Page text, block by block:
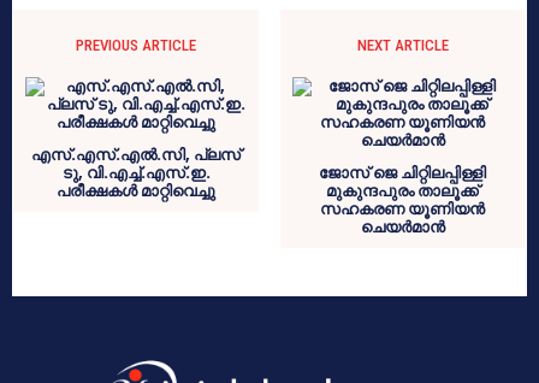
PREVIOUS ARTICLE
എസ്.എസ്.എൽ.സി, പ്ലസ്
ടു, വി.എച്ച്.എസ്.ഇ.
പരീക്ഷകള്‍ മാറ്റിവെച്ചു
NEXT ARTICLE
ജോസ് ജെ ചിറ്റിലപ്പിള്ളി
മുകുന്ദപുരം താലൂക്ക്
സഹകരണ യൂണിയൻ
ചെയർമാൻ